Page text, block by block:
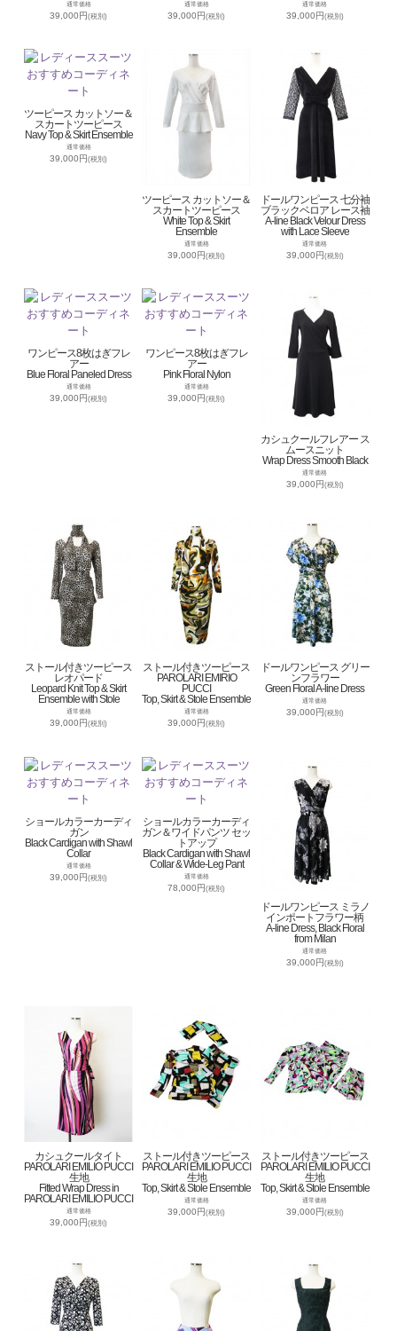
通常価格
39,000円(税別)
通常価格
39,000円(税別)
通常価格
39,000円 (税別)
ツーピース カットソー＆
スカートツーピース
Navy Top & Skirt Ensemble
通常価格
39,000円(税別)
ツーピース カットソー＆
スカートツーピース
White Top & Skirt
Ensemble
通常価格
39,000円(税別)
ドールワンピース 七分袖
ブラックベロア レース袖
A-line Black Velour Dress
with Lace Sleeve
通常価格
39,000円(税別)
ワンピース8枚はぎフレ
アー
Blue Floral Paneled Dress
通常価格
39,000円(税別)
ワンピース8枚はぎフレ
アー
Pink Floral Nylon
通常価格
39,000円(税別)
カシュクールフレアー ス
ムースニット
Wrap Dress Smooth Black
通常価格
39,000円(税別)
ストール付きツーピース
レオパード
Leopard Knit Top & Skirt
Ensemble with Stole
通常価格
39,000円(税別)
ストール付きツーピース
PAROLARI EMIRIO
PUCCI
Top, Skirt & Stole Ensemble
通常価格
39,000円(税別)
ドールワンピース グリー
ンフラワー
Green Floral A-line Dress
通常価格
39,000円(税別)
ショールカラーカーディ
ガン
Black Cardigan with Shawl
Collar
通常価格
39,000円(税別)
ショールカラーカーディ
ガン＆ワイドパンツ セッ
トアップ
Black Cardigan with Shawl
Collar & Wide-Leg Pant
通常価格
78,000円(税別)
ドールワンピース ミラノ
インポートフラワー柄
A-line Dress, Black Floral
from Milan
通常価格
39,000円(税別)
カシュクールタイト
PAROLARI EMILIO PUCCI
生地
Fitted Wrap Dress in
PAROLARI EMILIO PUCCI
通常価格
39,000円(税別)
ストール付きツーピース
PAROLARI EMILIO PUCCI
生地
Top, Skirt & Stole Ensemble
通常価格
39,000円(税別)
ストール付きツーピース
PAROLARI EMILIO PUCCI
生地
Top, Skirt & Stole Ensemble
通常価格
39,000円(税別)